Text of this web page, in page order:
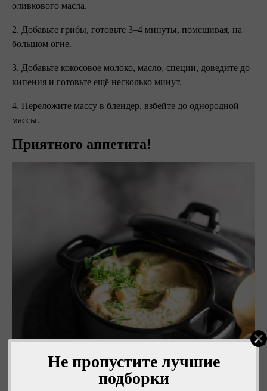
Не пропустите лучшие
подборки
оливкового масла.
2. Добавьте грибы, готовьте 3–4 минуты, помешивая, на
большом огне.
3. Добавьте кокосовое молоко, масло, специи, доведите до
кипения и готовьте ещё несколько минут.
4. Переложите массу в блендер, взбейте до однородной
массы. ⠀
Приятного аппетита!